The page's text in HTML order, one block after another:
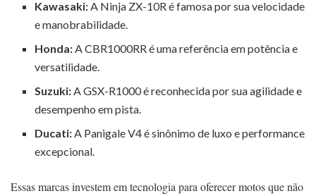
Kawasaki:A Ninja ZX-10R é famosa por sua velocidade
e manobrabilidade.
Honda:A CBR1000RR é uma referência em potência e
versatilidade.
Suzuki:A GSX-R1000 é reconhecida por sua agilidade e
desempenho em pista.
Ducati:A Panigale V4 é sinônimo de luxo e performance
excepcional.
Essas marcas investem em tecnologia para oferecer motos que não